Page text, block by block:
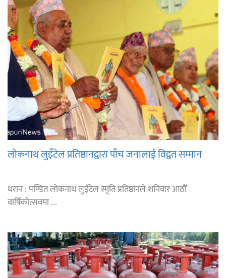
लोकनाथ लुइँटेल प्रतिष्ठानद्वारा पाँच जनालाई विद्वत सम्मान
धरान : पण्डित लोकनाथ लुइँटेल स्मृति प्रतिष्ठानले शनिवार आठौँ
वार्षिकोत्सवमा ...